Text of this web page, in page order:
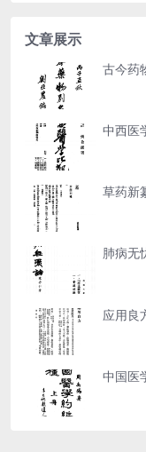
文章展示
古今药
中西医
草药新
肺病无
应用良
中国医